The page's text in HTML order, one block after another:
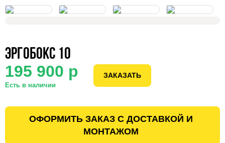
Эргобокс 10
195 900 р
Есть в наличии
ЗАКАЗАТЬ
ОФОРМИТЬ ЗАКАЗ С ДОСТАВКОЙ И
МОНТАЖОМ